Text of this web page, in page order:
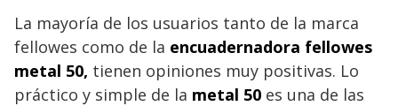
La mayoría de los usuarios tanto de la marca
fellowes como de la encuadernadora fellowes
metal 50, tienen opiniones muy positivas. Lo
práctico y simple de la metal 50 es una de las